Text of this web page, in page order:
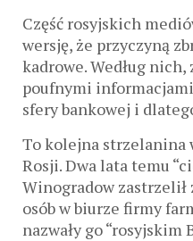
Część rosyjskich
wersję, że przyczyną
kadrowe. Według
poufnymi
sfery bankowej i
To kolejna strzelanina
Rosji. Dwa lata temu
Winogradow zastrzelił
osób w biurze firmy
nazwały go “rosyjskim